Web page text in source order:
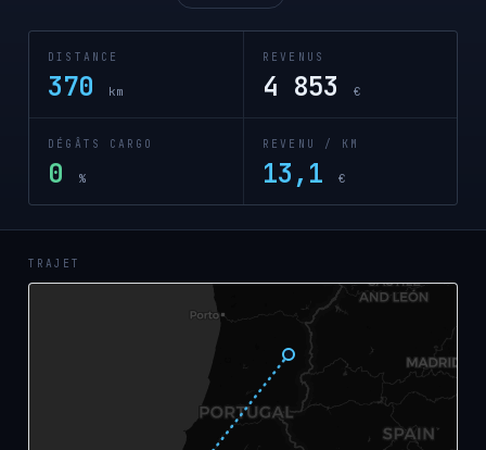
DISTANCE
370 km
REVENUS
4 853€
DÉGÂTS CARGO
0 %
REVENU / KM
13,1€
TRAJET